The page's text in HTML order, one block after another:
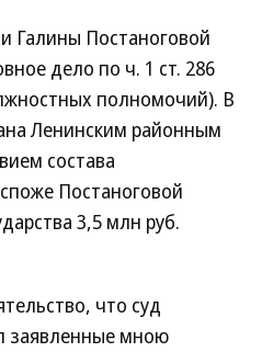
Галины Постаноговой
дело по ч. 1 ст. 286
полномочий). В
Ленинским районным
состава
Постаноговой
3,5 млн руб.
что суд
заявленные мною